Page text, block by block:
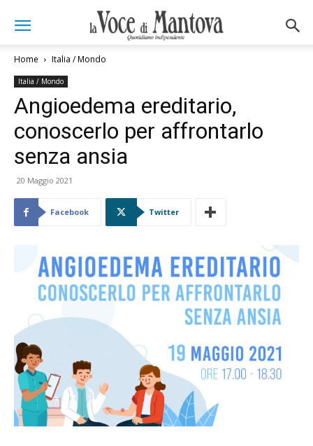
Home Italia / Mondo
Italia / Mondo
Angioedema ereditario,
conoscerlo per affrontarlo
senza ansia
20 Maggio 2021
Facebook Twitter